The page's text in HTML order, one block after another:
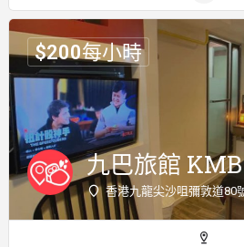
九巴旅館
香港九龍尖沙咀彌敦道80
$200每小時